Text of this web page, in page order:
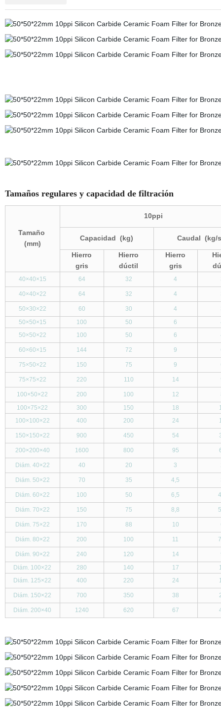
Tamaños regulares y capacidad de filtración
Tamaño
(mm)
10ppi
Capacidad (kg) Caudal (kg/
Hierro
gris
Hierro
dúctil
Hierro
gris
40×40×15 64 32 4
40×40×22 64 32 4
50×30×22 60 30 4
50×50×15 100 50 6
50×50×22 100 50 6
60×60×15 144 72 9
75×50×22 150 75 9
75×75×22 220 110 14
100×50×22 200 100 12
100×75×22 300 150 18
100×100×22 400 200 24
150×150×22 900 450 54
200×200×40 1600 800 95
Diám. 40×22 40 20 3
Diám. 50×22 70 35 4,5
Diám. 60×22 100 50 6,5
Diám. 70×22 150 75 8,8
Diám. 75×22 170 88 10
Diám. 80×22 200 100 11
Diám. 90×22 240 120 14
Diám. 100×22 280 140 17
Diám. 125×22 400 220 24
Diám. 150×22 700 350 38
Diám. 200×40 1240 620 67